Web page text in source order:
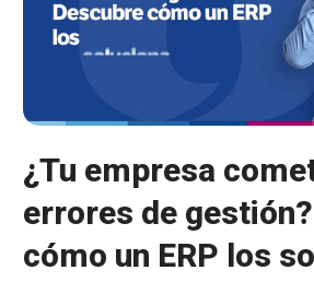
¿Tu empresa
errores de
cómo un ERP los